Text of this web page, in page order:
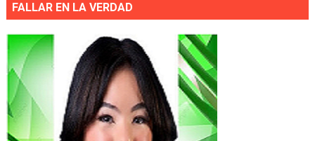
FALLAR EN LA VERDAD